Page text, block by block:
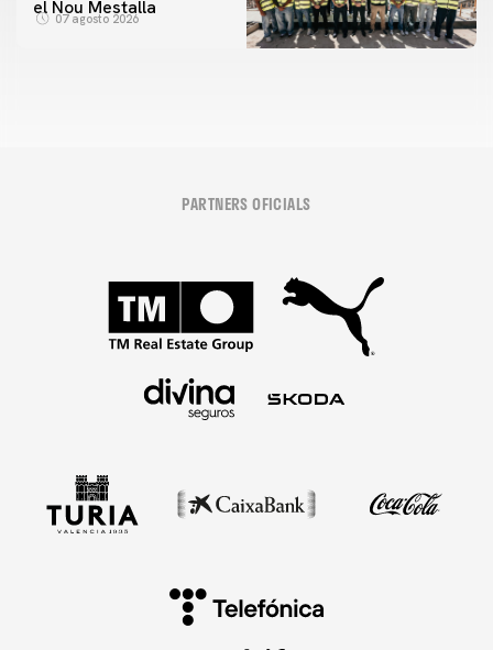
el Nou Mestalla
07 agosto 2026
PARTNERS OFICIALS